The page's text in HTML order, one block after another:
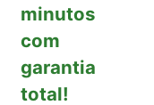
minutos
com
garantia
total!